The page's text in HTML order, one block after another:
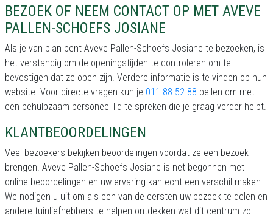
BEZOEK OF NEEM CONTACT OP MET AVEVE
PALLEN-SCHOEFS JOSIANE
Als je van plan bent Aveve Pallen-Schoefs Josiane te bezoeken, is
het verstandig om de openingstijden te controleren om te
bevestigen dat ze open zijn. Verdere informatie is te vinden op hun
website. Voor directe vragen kun je 011 88 52 88 bellen om met
een behulpzaam personeel lid te spreken die je graag verder helpt.
KLANTBEOORDELINGEN
Veel bezoekers bekijken beoordelingen voordat ze een bezoek
brengen. Aveve Pallen-Schoefs Josiane is net begonnen met
online beoordelingen en uw ervaring kan echt een verschil maken.
We nodigen u uit om als een van de eersten uw bezoek te delen en
andere tuinliefhebbers te helpen ontdekken wat dit centrum zo